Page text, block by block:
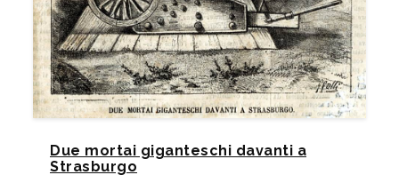
Due mortai giganteschi davanti a
Strasburgo